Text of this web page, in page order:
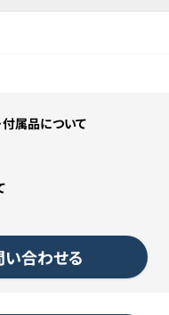
は こちら
属品について
い合わせる